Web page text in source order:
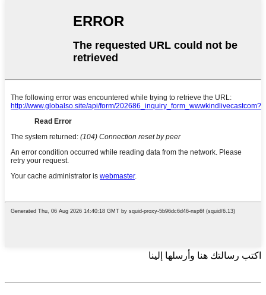
اكتب رسالتك هنا وأرسلها إلينا